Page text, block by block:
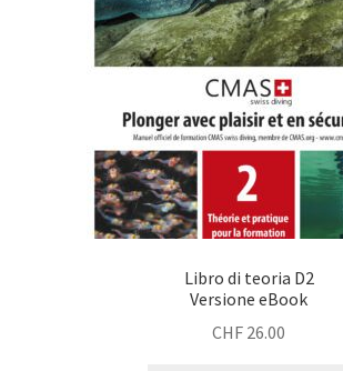
Libro di teoria D2
Versione eBook
CHF 26.00